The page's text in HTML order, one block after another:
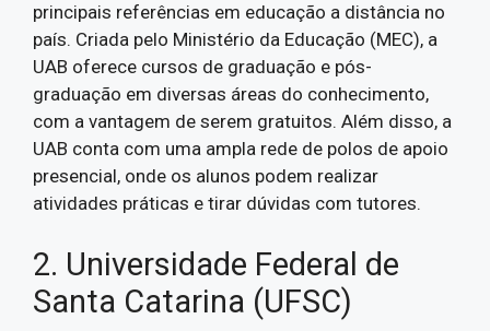
principais referências em educação a distância no
país. Criada pelo Ministério da Educação (MEC), a
UAB oferece cursos de graduação e pós-
graduação em diversas áreas do conhecimento,
com a vantagem de serem gratuitos. Além disso, a
UAB conta com uma ampla rede de polos de apoio
presencial, onde os alunos podem realizar
atividades práticas e tirar dúvidas com tutores.
2. Universidade Federal de
Santa Catarina (UFSC)